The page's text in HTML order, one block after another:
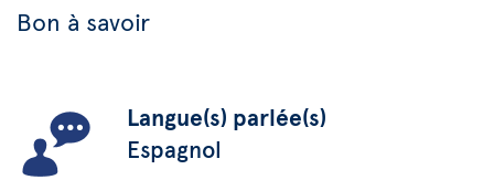
Bon à savoir
Langue(s) parlée(s)
Espagnol